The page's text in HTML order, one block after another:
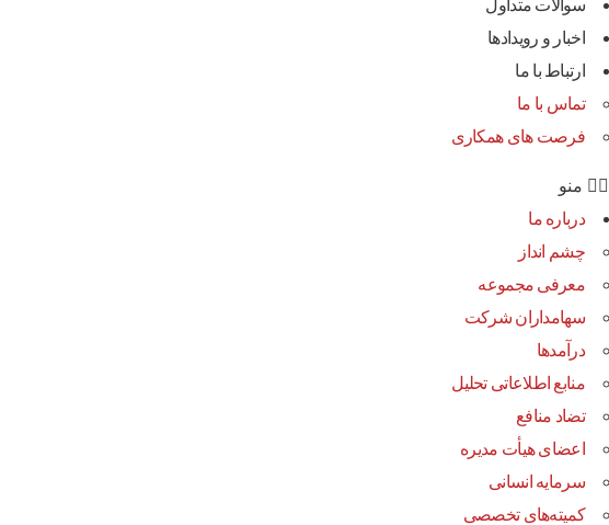
سوالات متداول
اخبار و رویدادها
ارتباط با ما
تماس با ما
فرصت های همکاری
منو
درباره ما
چشم انداز
معرفی مجموعه
سهامداران شرکت
درآمد‌ها
منابع اطلاعاتی تحلیل
تضاد منافع
اعضای هیأت مدیره
سرمایه انسانی
کمیته‌های تخصصی